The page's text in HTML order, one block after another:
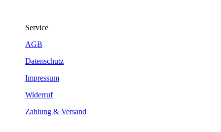
Service
AGB
Datenschutz
Impressum
Widerruf
Zahlung & Versand